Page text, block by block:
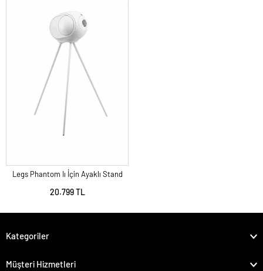
Legs Phantom Iı İçin Ayaklı Stand
20.799 TL
Kategoriler
Müşteri Hizmetleri